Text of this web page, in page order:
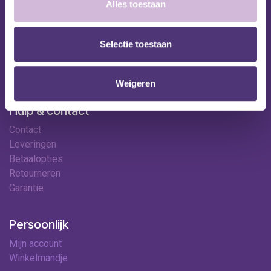
Alles toestaan
Selectie toestaan
Weigeren
Onze specialisten
Onze locaties
Hulp & contact
Contact
Leveringen
Betaalopties
Retourneren
Garantie
Persoonlijk
Mijn account
Winkelmandje